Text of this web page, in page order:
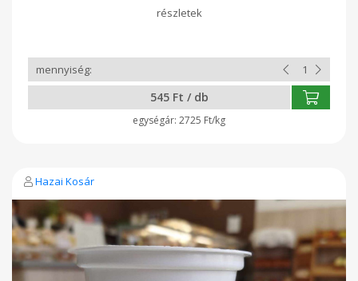
491kJ / 117 kcal Zsír: 2,8g, - ameéyből telített zsírsav: 1,8 g,
Szénhidrát: 19g, - ameéyből cukor: 9,1 g, Rost: 1,3g, Fehérje:
545 Ft / db
2725 Ft/kg
Hazai Kosár